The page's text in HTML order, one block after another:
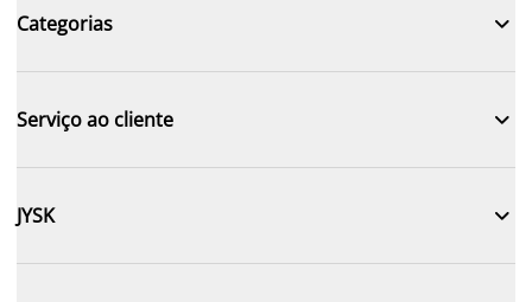
Categorias 
Serviço ao cliente 
JYSK 